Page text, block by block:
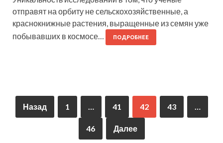
отправят на орбиту не сельскохозяйственные, а
краснокнижные растения, выращенные из семян уже
побывавших в космосе…
ПОДРОБНЕЕ
Назад 1 41 42 43
46 Далее